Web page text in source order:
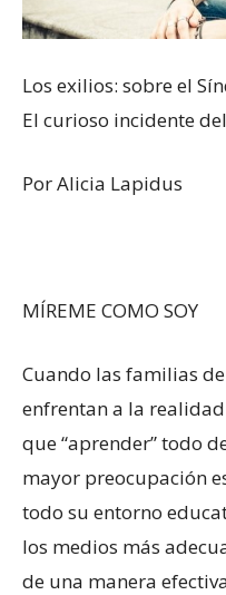
Los exilios: sobre el
El curioso incidente
Por Alicia Lapidus
MÍREME COMO SOY
Cuando las familias
enfrentan a la
que “aprender” todo
mayor preocupación
todo su entorno
los medios más
de una manera